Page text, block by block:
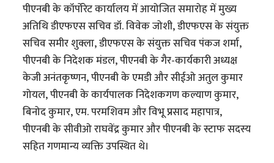
पीएनबी के कॉर्पोरेट कार्यालय में आयोजित समारोह में मुख्य
अतिथि डीएफएस सचिव डॉ. विवेक जोशी, डीएफएस के संयुक्त
सचिव समीर शुक्ला, डीएफएस के संयुक्त सचिव पंकज शर्मा,
पीएनबी के निदेशक मंडल, पीएनबी के गैर-कार्यकारी अध्यक्ष
केजी अनंतकृष्णन, पीएनबी के एमडी और सीईओ अतुल कुमार
गोयल, पीएनबी के कार्यपालक निदेशकगण कल्याण कुमार,
बिनोद कुमार, एम. परमशिवम और विभू प्रसाद महापात्र,
पीएनबी के सीवीओ राघवेंद्र कुमार और पीएनबी के स्टाफ सदस्य
सहित गणमान्य व्यक्ति उपस्थित थे।